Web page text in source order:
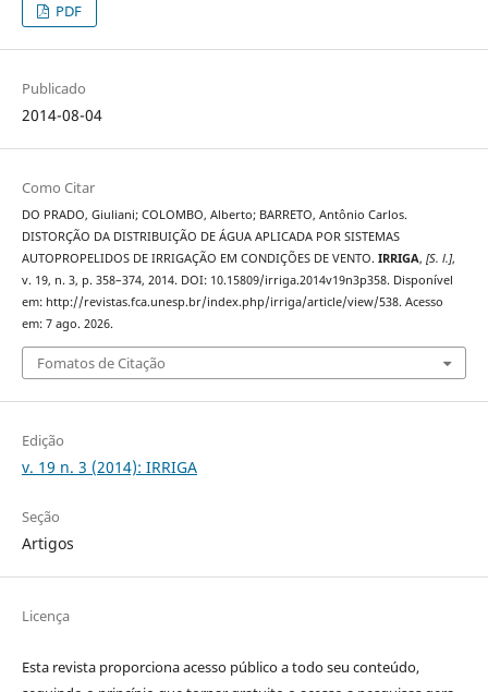
PDF
Publicado
2014-08-04
Como Citar
DO PRADO, Giuliani; COLOMBO, Alberto; BARRETO, Antônio Carlos.
DISTORÇÃO DA DISTRIBUIÇÃO DE ÁGUA APLICADA POR SISTEMAS
AUTOPROPELIDOS DE IRRIGAÇÃO EM CONDIÇÕES DE VENTO. IRRIGA, [S. l.],
v. 19, n. 3, p. 358–374, 2014. DOI: 10.15809/irriga.2014v19n3p358. Disponível
em: http://revistas.fca.unesp.br/index.php/irriga/article/view/538. Acesso
em: 7 ago. 2026.
Fomatos de Citação
Edição
v. 19 n. 3 (2014): IRRIGA
Seção
Artigos
Licença
Esta revista proporciona acesso público a todo seu conteúdo,